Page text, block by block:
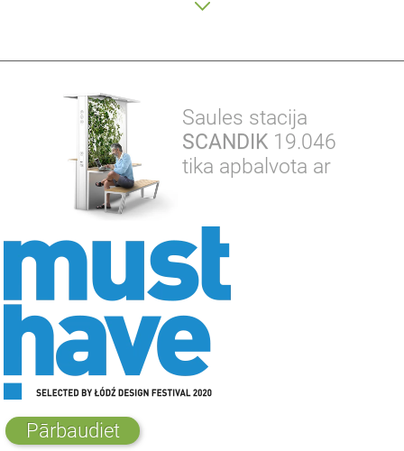
Saules stacija
SCANDIK 19.046
tika apbalvota ar
Pārbaudiet